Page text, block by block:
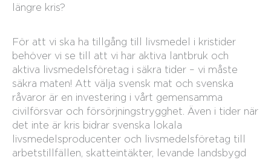
längre kris?
För att vi ska ha tillgång till livsmedel i kristider
behöver vi se till att vi har aktiva lantbruk och
aktiva livsmedelsföretag i säkra tider – vi måste
säkra maten! Att välja svensk mat och svenska
råvaror är en investering i vårt gemensamma
civilförsvar och försörjningstrygghet. Även i tider när
det inte är kris bidrar svenska lokala
livsmedelsproducenter och livsmedelsföretag till
arbetstillfällen, skatteintäkter, levande landsbygd